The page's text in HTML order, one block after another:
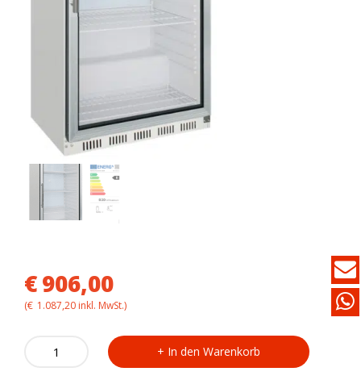
€906,00
(€ 1.087,20 inkl. MwSt.)
Glastürkühlschrank
In den Warenkorb